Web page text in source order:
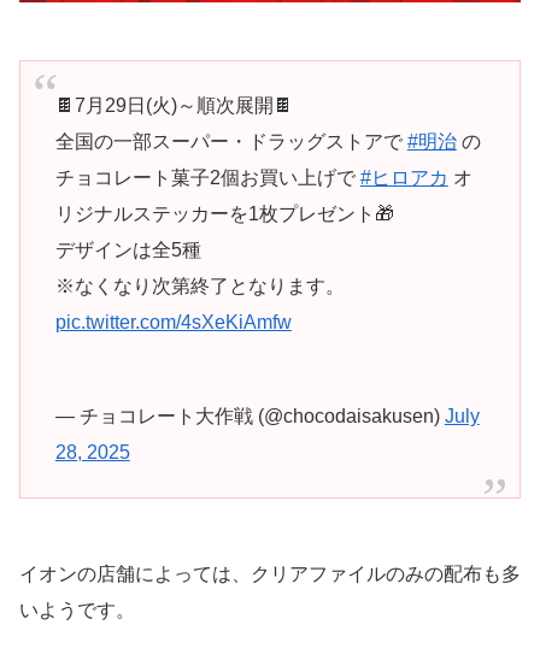
🍫7月29日(火)～順次展開🍫
全国の一部スーパー・ドラッグストアで #明治の
チョコレート菓子2個お買い上げで #ヒロアカ オ
リジナルステッカーを1枚プレゼント🎁
デザインは全5種
※なくなり次第終了となります。
pic.twitter.com/4sXeKiAmfw
— チョコレート大作戦 (@chocodaisakusen) July
28, 2025
イオンの店舗によっては、クリアファイルのみの配布も多
いようです。